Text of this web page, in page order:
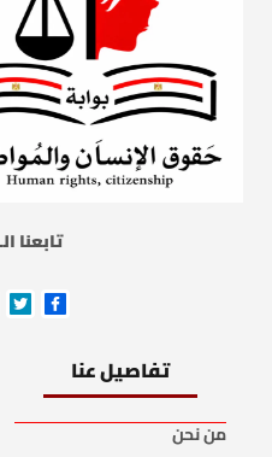
تابعنا
تفاصيل عنا
من نحن